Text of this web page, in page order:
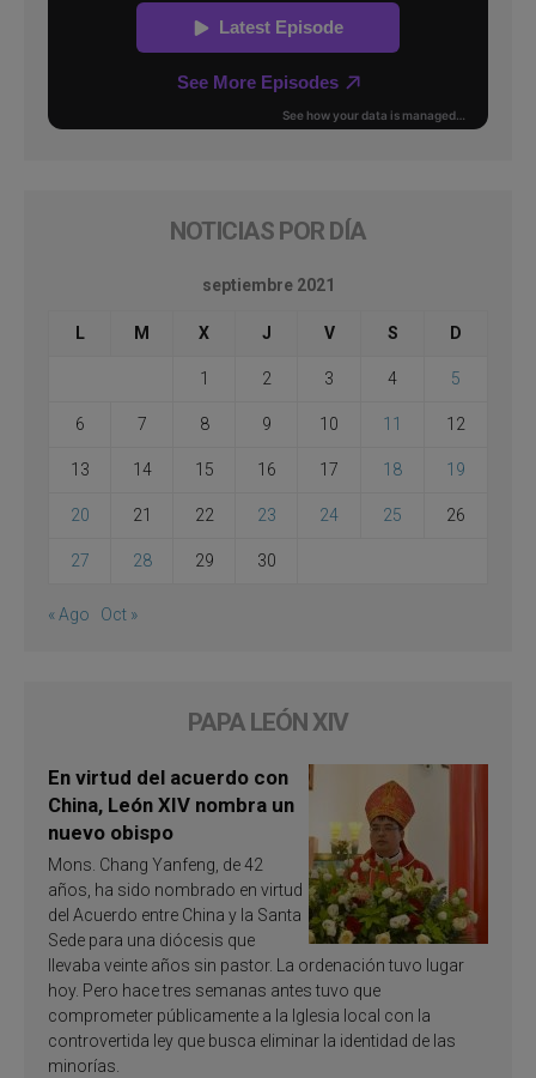
NOTICIAS POR DÍA
septiembre 2021
L M X J V S D
1 2 3 4 5
6 7 8 9 10 11 12
13 14 15 16 17 18 19
20 21 22 23 24 25 26
27 28 29 30
« Ago Oct »
PAPA LEÓN XIV
En virtud del acuerdo con
China, León XIV nombra un
nuevo obispo
Mons. Chang Yanfeng, de 42
años, ha sido nombrado en virtud
del Acuerdo entre China y la Santa
Sede para una diócesis que
llevaba veinte años sin pastor. La ordenación tuvo lugar
hoy. Pero hace tres semanas antes tuvo que
comprometer públicamente a la Iglesia local con la
controvertida ley que busca eliminar la identidad de las
minorías.